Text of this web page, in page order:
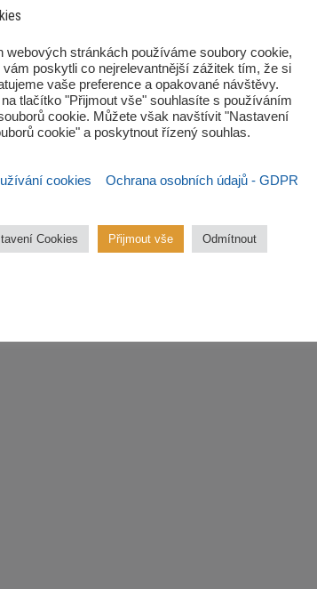
webových stránkách používáme soubory cookie,
poskytli co nejrelevantnější zážitek tím, že si
vaše preference a opakované návštěvy.
tlačítko "Přijmout vše" souhlasíte s používáním
cookie. Můžete však navštívit "Nastavení
cookie" a poskytnout řízený souhlas.‎
cookies Ochrana osobních údajů - GDPR
Cookies Přijmout vše Odmítnout